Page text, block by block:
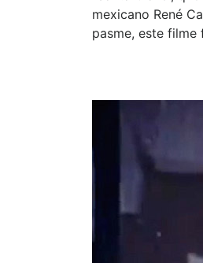
mexicano René
pasme, este filme